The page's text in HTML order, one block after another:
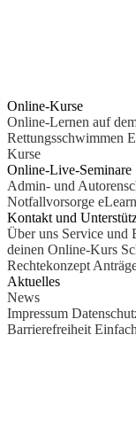
Online-Kurse
Online-Lernen auf
Rettungsschwimmen
Kurse
Online-Live-Seminare
Admin- und
Notfallvorsorge
Kontakt und
Über uns Service und
deinen Online-Kurs
Rechtekonzept
Aktuelles
News
Impressum
Barrierefreiheit